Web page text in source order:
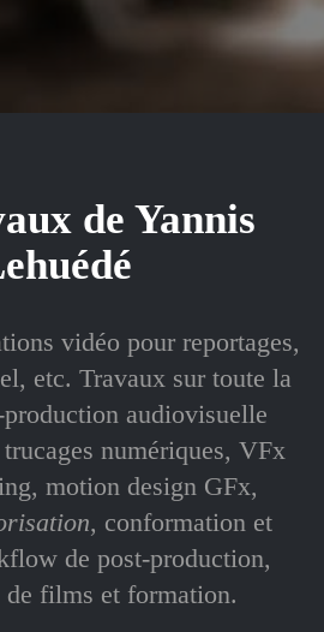
de Yannis
vidéo pour reportages,
etc. Travaux sur toute la
audiovisuelle
numériques, VFx
motion design GFx,
, conformation et
de post-production,
de films et formation.